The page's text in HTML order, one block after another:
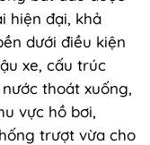
hiện đại, khả
dưới điều kiện
xe, cấu trúc
thoát xuống,
vực hồ bơi,
trượt vừa cho